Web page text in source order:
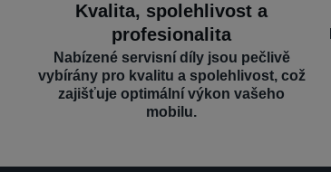
Kvalita, spolehlivost a
profesionalita
Nabízené servisní díly jsou pečlivě
vybírány pro kvalitu a spolehlivost, což
zajišťuje optimální výkon vašeho
mobilu.